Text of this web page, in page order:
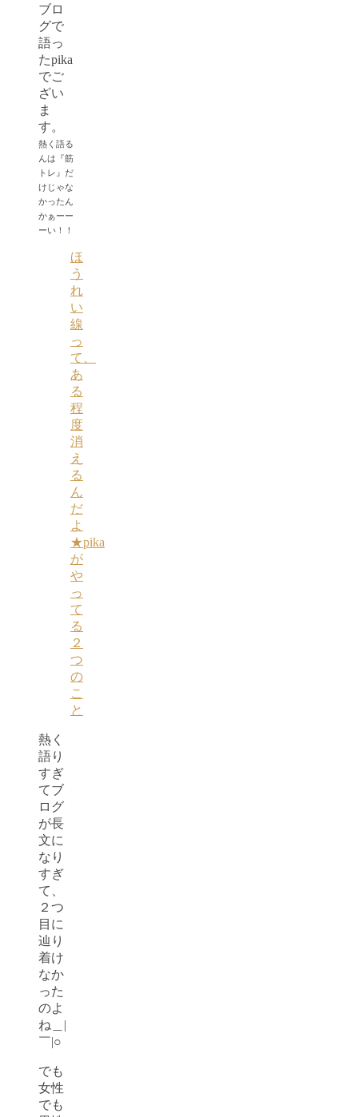
ブロ
グで
語っ
たpika
でご
ざい
ま
す。
熱く語る
んは『筋
トレ』だ
けじゃな
かったん
かぁーー
ーい！！
ほ
う
れ
い
線
っ
て、
あ
る
程
度
消
え
る
ん
だ
よ
★pika
が
や
っ
て
る
２
つ
の
こ
と
熱く
語り
すぎ
てブ
ログ
が長
文に
なり
すぎ
て、
２つ
目に
辿り
着け
なか
った
のよ
ね＿|
￣|○
でも
女性
でも